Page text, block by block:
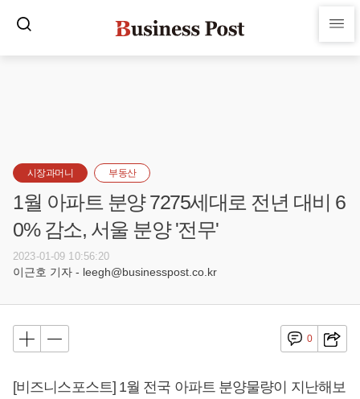
시장과머니 부동산
1월 아파트 분양 7275세대로 전년 대비 6
0% 감소, 서울 분양 '전무'
2023-01-09 10:56:20
이근호 기자 - leegh@businesspost.co.kr
0
[비즈니스포스트] 1월 전국 아파트 분양물량이 지난해보